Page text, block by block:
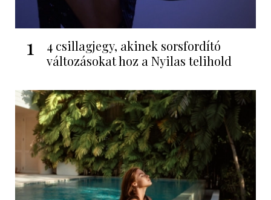
1
4 csillagjegy, akinek sorsfordító
változásokat hoz a Nyilas telihold